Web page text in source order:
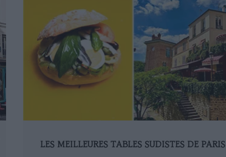
LES MEILLEURES TABLES SUDISTES DE PARIS